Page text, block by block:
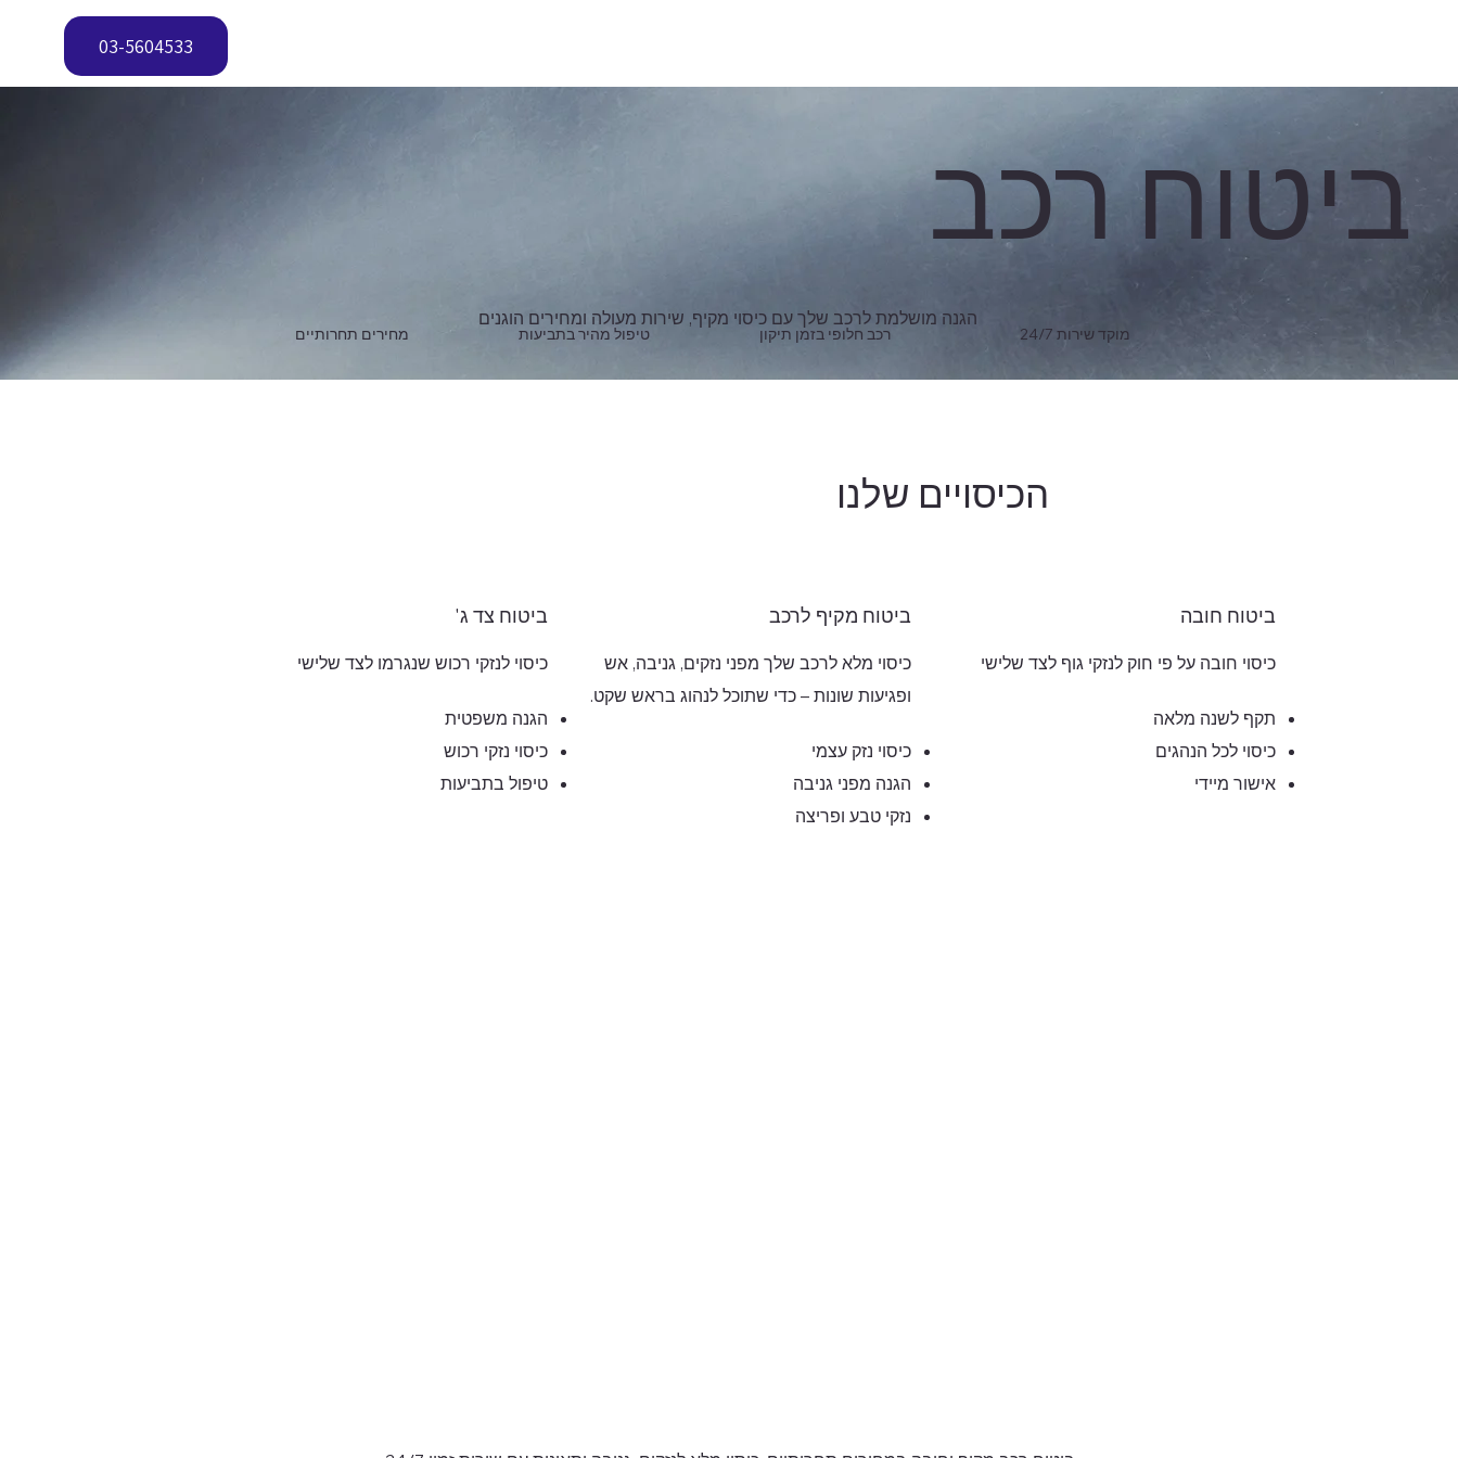
03-5604533
ביטוח רכב
הגנה מושלמת לרכב שלך עם כיסוי מקיף, שירות מעולה ומחירים הוגנים
מחירים תחרותיים טיפול מהיר בתביעות רכב חלופי בזמן תיקון מוקד שירות 24/7
הכיסויים שלנו
ביטוח חובה
כיסוי חובה על פי חוק לנזקי גוף לצד שלישי
תקף לשנה מלאה
כיסוי לכל הנהגים
אישור מיידי
ביטוח מקיף לרכב
כיסוי מלא לרכב שלך מפני נזקים, גניבה, אש
ופגיעות שונות – כדי שתוכל לנהוג בראש שקט.
כיסוי נזק עצמי
הגנה מפני גניבה
נזקי טבע ופריצה
ביטוח צד ג'
כיסוי לנזקי רכוש שנגרמו לצד שלישי
הגנה משפטית
כיסוי נזקי רכוש
טיפול בתביעות